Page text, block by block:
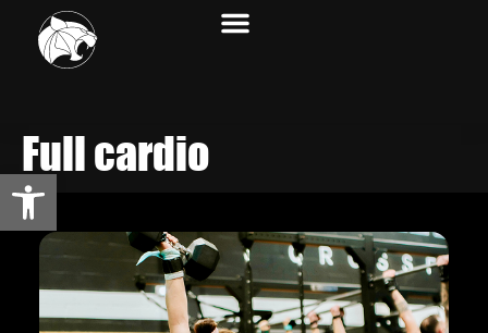
Abrir barra de herramientas
Full cardio